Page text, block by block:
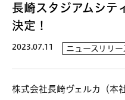
長崎スタジアムシ
決定！
2023.07.11 ニュースリリー
株式会社長崎ヴェルカ（本